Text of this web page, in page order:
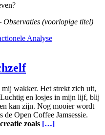
Observaties (voorlopige titel)
Analyse|
wakker. Het strekt zich uit,
en losjes in mijn lijf, blij
kan zijn. Nog mooier wordt
de Open Coffee Jamsessie.
zoals […]